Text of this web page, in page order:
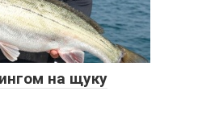
на щуку